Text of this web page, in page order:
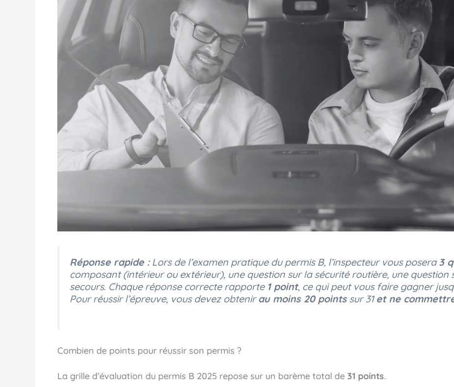
Réponse rapide :Lors de l’examen pratique du permis B, l’inspecteur vous posera 3
composant (intérieur ou extérieur), une question sur la sécurité routière, une question
secours. Chaque réponse correcte rapporte 1 point, ce qui peut vous faire gagner
Pour réussir l’épreuve, vous devez obtenir au moins 20 pointssur 31 et ne
Combien de points pour réussir son permis ?
La grille d’évaluation du permis B 2025 repose sur un barème total de 31 points.